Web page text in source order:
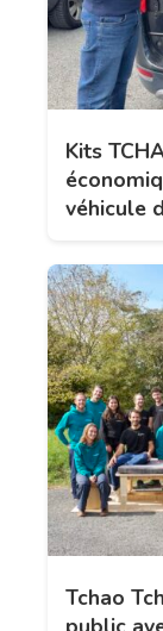
Kits
véhicule
Tchao